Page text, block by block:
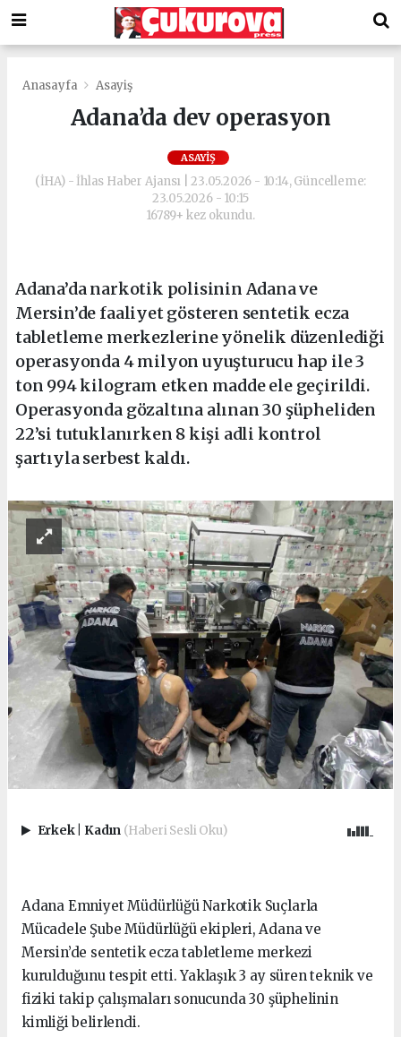
Anasayfa Asayiş
Adana’da dev operasyon
ASAYIŞ
(İHA) - İhlas Haber Ajansı | 23.05.2026 - 10:14, Güncelleme:
23.05.2026 - 10:15
16789+ kez okundu.
Adana’da narkotik polisinin Adana ve
Mersin’de faaliyet gösteren sentetik ecza
tabletleme merkezlerine yönelik düzenlediği
operasyonda 4 milyon uyuşturucu hap ile 3
ton 994 kilogram etken madde ele geçirildi.
Operasyonda gözaltına alınan 30 şüpheliden
22’si tutuklanırken 8 kişi adli kontrol
şartıyla serbest kaldı.
Erkek Kadın (Haberi Sesli Oku)
Adana Emniyet Müdürlüğü Narkotik Suçlarla
Mücadele Şube Müdürlüğü ekipleri, Adana ve
Mersin’de sentetik ecza tabletleme merkezi
kurulduğunu tespit etti. Yaklaşık 3 ay süren teknik ve
fiziki takip çalışmaları sonucunda 30 şüphelinin
kimliği belirlendi.